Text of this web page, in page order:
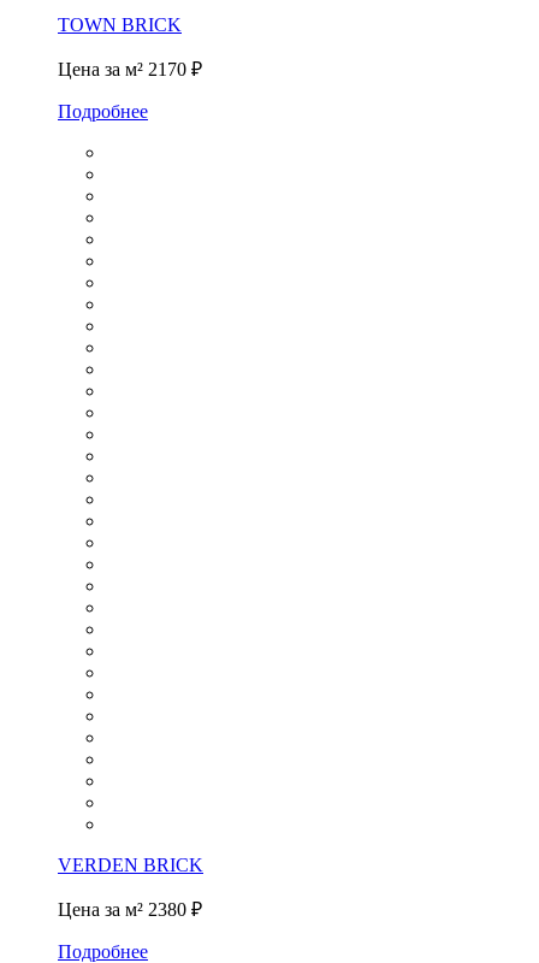
TOWN BRICK
Цена за м² 2170 ₽
Подробнее
VERDEN BRICK
Цена за м² 2380 ₽
Подробнее